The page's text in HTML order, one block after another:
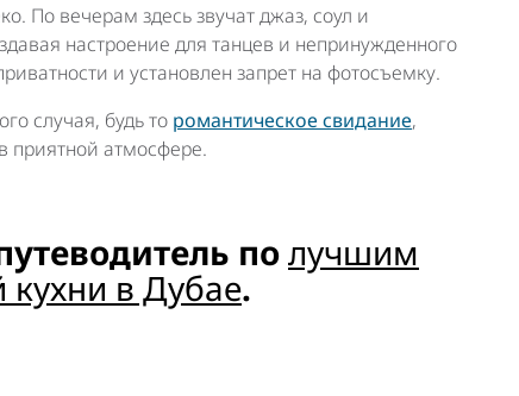
По вечерам здесь звучат джаз, соул и
настроение для танцев и непринужденного
и установлен запрет на фотосъемку.
случая, будь то романтическое свидание,
приятной атмосфере.
получшим
кухни в Дубае.